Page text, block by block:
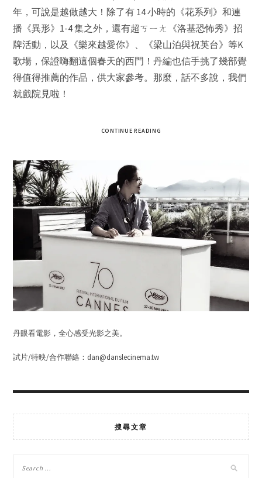
年，可說是越做越大！除了有 14 小時的《花系列》和連
播《異形》1-4 集之外，還有超ㄎㄧㄤ《洛基恐怖秀》招
牌活動，以及《樂來越愛你》、《梁山泊與祝英台》等K
歌場，保證嗨翻這個春天的西門！丹編也信手挑了幾部覺
得值得推薦的作品，供大家參考。那麼，話不多說，我們
就戲院見啦！
CONTINUE READING
丹眼看電影，全心感受光影之美。
試片/特映/合作聯絡：dan@danslecinema.tw
搜尋文章